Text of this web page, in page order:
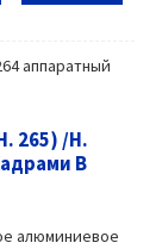
265) /H.
В
алюминиевое